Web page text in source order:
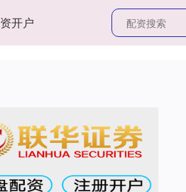
开户